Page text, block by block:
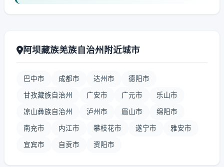
阿坝藏族羌族自治州附近城市
巴中市 成都市 达州市 德阳市
甘孜藏族自治州 广安市 广元市 乐山市
凉山彝族自治州 泸州市 眉山市 绵阳市
南充市 内江市 攀枝花市 遂宁市 雅安市
宜宾市 自贡市 资阳市